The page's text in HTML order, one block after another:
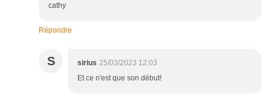
cathy
Répondre
S sirius 25/03/2023 12:03
Et ce n'est que son début!